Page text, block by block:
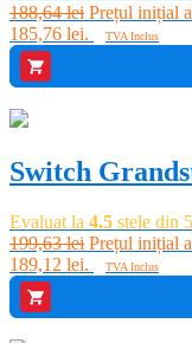
188,64lei Prețul inițial
185,76 lei.
TVA Inclus
Switch
Evaluat la 4.5 stele din 5
199,63lei Prețul inițial
189,12 lei.
TVA Inclus